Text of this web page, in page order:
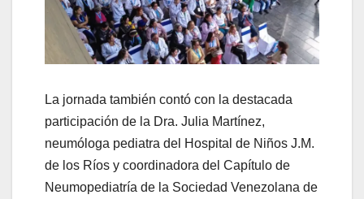
La jornada también contó con la destacada
participación de la Dra. Julia Martínez,
neumóloga pediatra del Hospital de Niños J.M.
de los Ríos y coordinadora del Capítulo de
Neumopediatría de la Sociedad Venezolana de